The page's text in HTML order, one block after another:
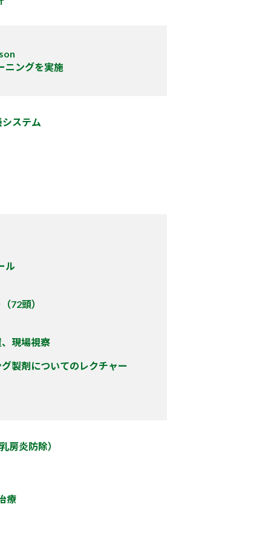
ニングを実施
ステム
ル
72頭）
現場視察
製剤についてのレクチャー
房炎防除）
療